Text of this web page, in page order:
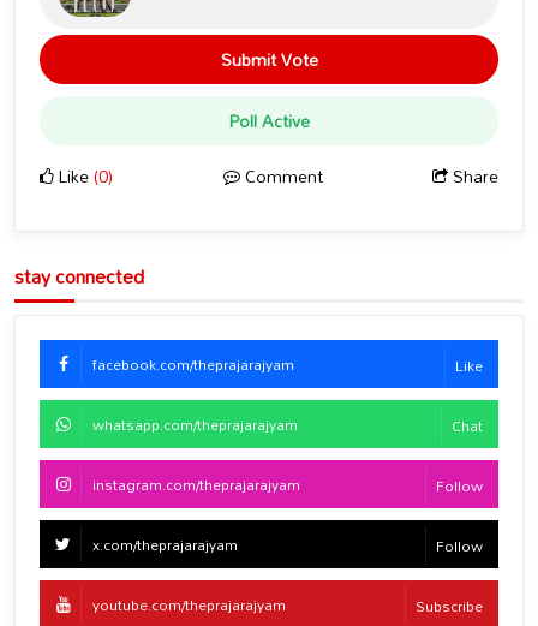
Submit Vote
Poll Active
Like(0) Comment Share
stay connected
facebook.com/theprajarajyam Like
whatsapp.com/theprajarajyam Chat
instagram.com/theprajarajyam Follow
x.com/theprajarajyam Follow
youtube.com/theprajarajyam Subscribe